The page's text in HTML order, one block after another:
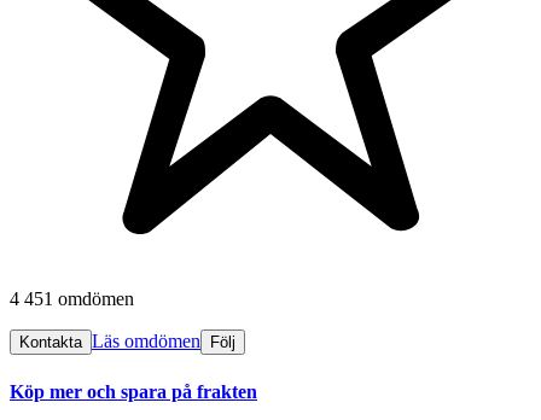
4 451 omdömen
Kontakta Läs omdömen Följ
Köp mer och spara på frakten